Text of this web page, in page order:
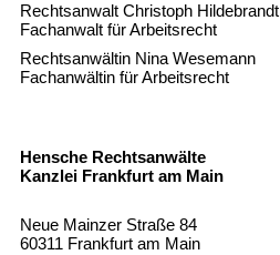
Rechtsanwalt Christoph Hildebrandt
Fachanwalt für Arbeitsrecht
Rechtsanwältin Nina Wesemann
Fachanwältin für Arbeitsrecht
Hensche Rechtsanwälte
Kanzlei Frankfurt am Main
Neue Mainzer Straße 84
60311 Frankfurt am Main